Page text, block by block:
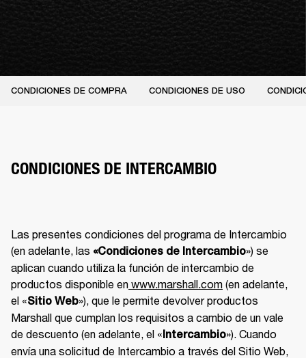
CONDICIONES DE COMPRA CONDICIONES DE USO
CONDICIONES DE INTERCAMBIO
Las presentes condiciones del programa de Intercambio
(en adelante, las «Condiciones de Intercambio») se
aplican cuando utiliza la función de intercambio de
productos disponible en www.marshall.com (en adelante,
el «Sitio Web»), que le permite devolver productos
Marshall que cumplan los requisitos a cambio de un vale
de descuento (en adelante, el «Intercambio»). Cuando
envía una solicitud de Intercambio a través del Sitio Web,